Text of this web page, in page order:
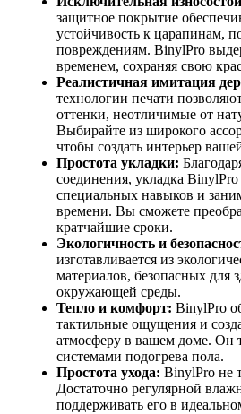
защитное покрытие
устойчивость к царапинам,
повреждениям. BinylPro
временем, сохраняя свою
Реалистичная имитация
технологии печати
оттенки, неотличимые от
Выбирайте из широкого
чтобы создать интерьер
Простота укладки:
соединения, укладка BinylPro
специальных навыков и
времени. Вы сможете
кратчайшие сроки.
Экологичность и
изготавливается из
материалов, безопасных для
окружающей среды.
Тепло и комфорт: BinylPro
тактильные ощущения и
атмосферу в вашем доме. Он
системами подогрева пола.
Простота ухода: BinylPro не
Достаточно регулярной
поддерживать его в